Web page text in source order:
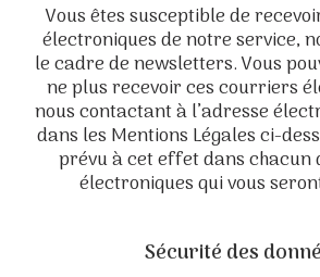
Vous êtes susceptible de
électroniques de notre service,
le cadre de newsletters. Vous
ne plus recevoir ces courriers
nous contactant à l’adresse
dans les Mentions Légales ci-
prévu à cet effet dans chacun
électroniques qui vous
Sécurité des